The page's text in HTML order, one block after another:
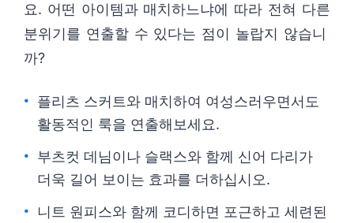
요. 어떤 아이템과 매치하느냐에 따라 전혀 다른
분위기를 연출할 수 있다는 점이 놀랍지 않습니
까?
플리츠 스커트와 매치하여 여성스러우면서도
활동적인 룩을 연출해보세요.
부츠컷 데님이나 슬랙스와 함께 신어 다리가
더욱 길어 보이는 효과를 더하십시오.
니트 원피스와 함께 코디하면 포근하고 세련된